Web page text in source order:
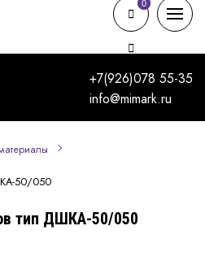
+7(926)078 55-35
info@mimark.ru
0
0
50/050
тип ДШКА-50/050